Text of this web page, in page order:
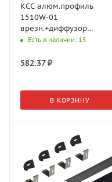
КСС алюм.профиль
1510W-01
врезн.+диффузор
полумат., 3+3 загл., L=3м,
(GLS)
Есть в наличии: 15
582.37₽
В КОРЗИНУ